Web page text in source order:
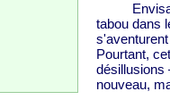
tabou dans
Pourtant,
désillusions
nouveau,